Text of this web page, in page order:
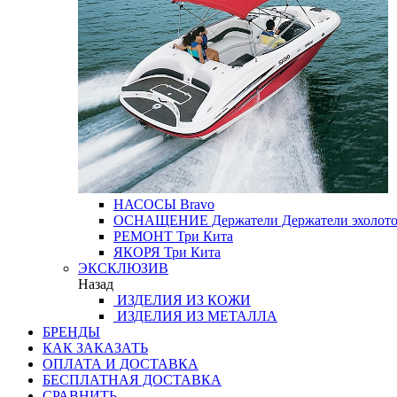
НАСОСЫ Bravo
ОСНАЩЕНИЕ Держатели Держатели
РЕМОНТ Три Кита
ЯКОРЯ Три Кита
ЭКСКЛЮЗИВ
Назад
ИЗДЕЛИЯ ИЗ КОЖИ
ИЗДЕЛИЯ ИЗ МЕТАЛЛА
БРЕНДЫ
КАК ЗАКАЗАТЬ
ОПЛАТА И ДОСТАВКА
БЕСПЛАТНАЯ ДОСТАВКА